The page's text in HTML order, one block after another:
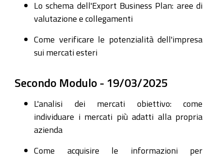
Lo schema dell'Export Business Plan: aree di
valutazione e collegamenti
Come verificare le potenzialità dell'impresa
sui mercati esteri
Secondo Modulo - 19/03/2025
L'analisi dei mercati obiettivo: come
individuare i mercati più adatti alla propria
azienda
Come acquisire le informazioni per